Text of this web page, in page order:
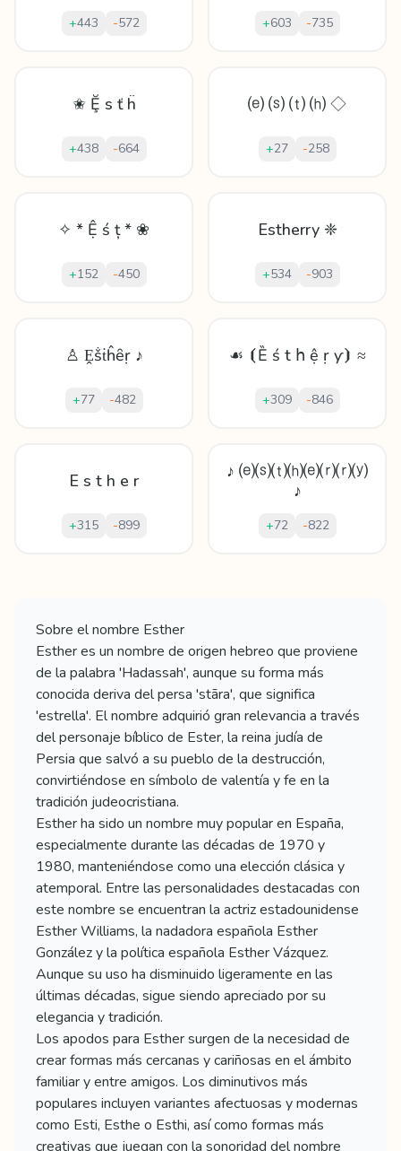
+443 -572 +603 -735
✬ Ḝ ѕ ť ḧ
+438 -664
⒠ ⒮ ⒯ ⒣ ◇
+27 -258
✧ * Ệ ś ț * ❀
+152 -450
Estherry ❈
+534 -903
♙ Ḙṧṫĥȇṛ ♪
+77 -482
☙ ⦗Ȅ ś t հ ệ ṛ ƴ⦘ ≈
+309 -846
E s t h e r
+315 -899
♪ ⒠⒮⒯⒣⒠⒭⒭⒴
♪
+72 -822
Sobre el nombre Esther
Esther es un nombre de origen hebreo que proviene
de la palabra 'Hadassah', aunque su forma más
conocida deriva del persa 'stāra', que significa
'estrella'. El nombre adquirió gran relevancia a través
del personaje bíblico de Ester, la reina judía de
Persia que salvó a su pueblo de la destrucción,
convirtiéndose en símbolo de valentía y fe en la
tradición judeocristiana.
Esther ha sido un nombre muy popular en España,
especialmente durante las décadas de 1970 y
1980, manteniéndose como una elección clásica y
atemporal. Entre las personalidades destacadas con
este nombre se encuentran la actriz estadounidense
Esther Williams, la nadadora española Esther
González y la política española Esther Vázquez.
Aunque su uso ha disminuido ligeramente en las
últimas décadas, sigue siendo apreciado por su
elegancia y tradición.
Los apodos para Esther surgen de la necesidad de
crear formas más cercanas y cariñosas en el ámbito
familiar y entre amigos. Los diminutivos más
populares incluyen variantes afectuosas y modernas
como Esti, Esthe o Esthi, así como formas más
creativas que juegan con la sonoridad del nombre